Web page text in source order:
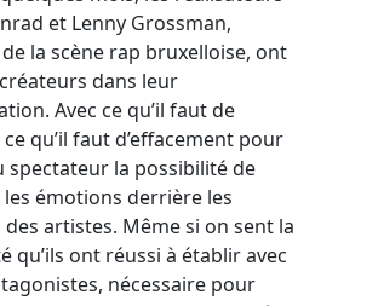
et Lenny Grossman,
la scène rap bruxelloise, ont
dans leur
Avec ce qu’il faut de
qu’il faut d’effacement pour
spectateur la possibilité de
émotions derrière les
des artistes. Même si on sent la
qu’ils ont réussi à établir avec
nécessaire pour